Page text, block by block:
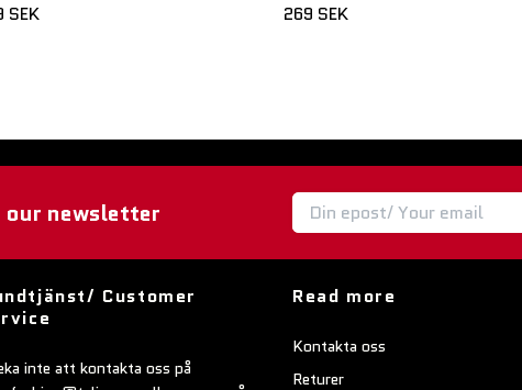
SEK
269 SEK
newsletter
Customer
inte att kontakta oss på
Read more
Kontakta oss
Returer